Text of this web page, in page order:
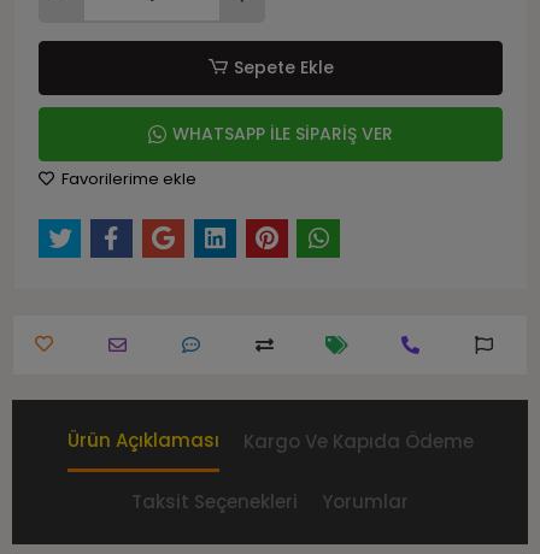
Sepete Ekle
WHATSAPP İLE SİPARİŞ VER
Favorilerime ekle
Ürün Açıklaması Kargo Ve Kapıda Ödeme
Taksit Seçenekleri Yorumlar